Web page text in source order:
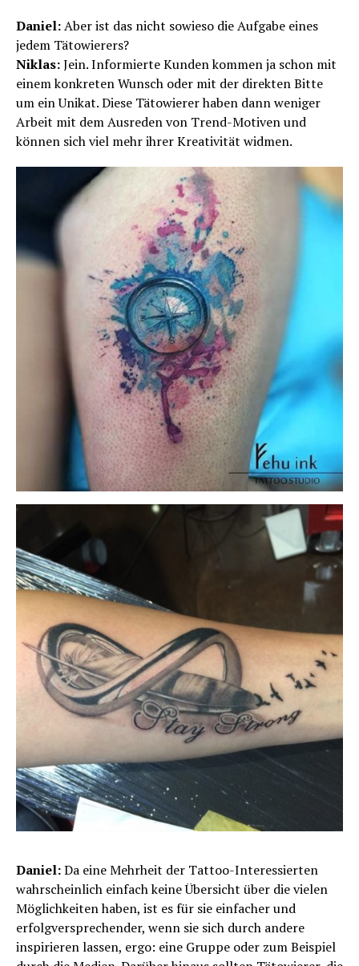
Daniel:Aber ist das nicht sowieso die Aufgabe eines
jedem Tätowierers?
Niklas:Jein. Informierte Kunden kommen ja schon mit
einem konkreten Wunsch oder mit der direkten Bitte
um ein Unikat. Diese Tätowierer haben dann weniger
Arbeit mit dem Ausreden von Trend-Motiven und
können sich viel mehr ihrer Kreativität widmen.
Daniel:Da eine Mehrheit der Tattoo-Interessierten
wahrscheinlich einfach keine Übersicht über die vielen
Möglichkeiten haben, ist es für sie einfacher und
erfolgversprechender, wenn sie sich durch andere
inspirieren lassen, ergo: eine Gruppe oder zum Beispiel